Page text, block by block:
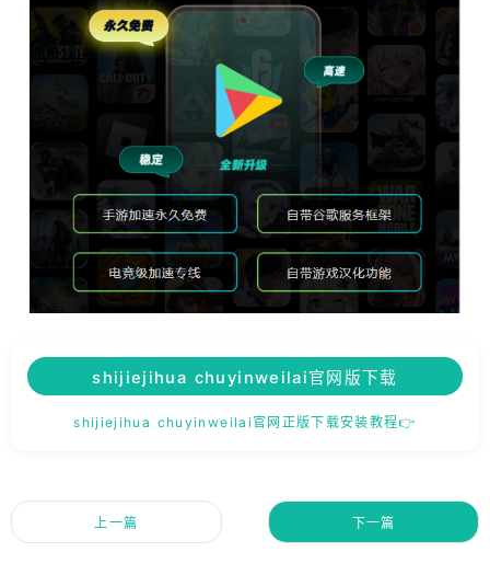
shijiejihua chuyinweilai官网版下载
shijiejihua chuyinweilai官网正版下载安装教程👉
上一篇 下一篇